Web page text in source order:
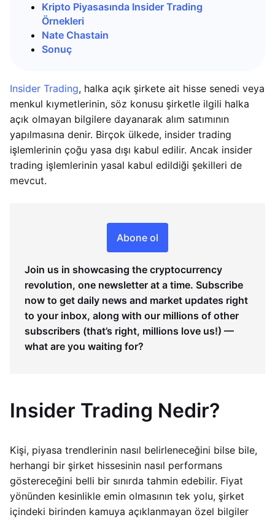
Kripto Piyasasında Insider Trading
Örnekleri
Nate Chastain
Sonuç
Insider Trading, halka açık şirkete ait hisse senedi veya
menkul kıymetlerinin, söz konusu şirketle ilgili halka
açık olmayan bilgilere dayanarak alım satımının
yapılmasına denir. Birçok ülkede, insider trading
işlemlerinin çoğu yasa dışı kabul edilir. Ancak insider
trading işlemlerinin yasal kabul edildiği şekilleri de
mevcut.
Abone ol
Join us in showcasing the cryptocurrency
revolution, one newsletter at a time. Subscribe
now to get daily news and market updates right
to your inbox, along with our millions of other
subscribers (that’s right, millions love us!) —
what are you waiting for?
Insider Trading Nedir?
Kişi, piyasa trendlerinin nasıl belirleneceğini bilse bile,
herhangi bir şirket hissesinin nasıl performans
göstereceğini belli bir sınırda tahmin edebilir. Fiyat
yönünden kesinlikle emin olmasının tek yolu, şirket
içindeki birinden kamuya açıklanmayan özel bilgiler